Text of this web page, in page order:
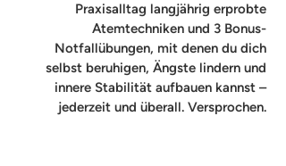
Praxisalltag langjährig erprobte
Atemtechniken und 3 Bonus-
Notfallübungen, mit denen du dich
selbst beruhigen, Ängste lindern und
innere Stabilität aufbauen kannst –
jederzeit und überall. Versprochen.